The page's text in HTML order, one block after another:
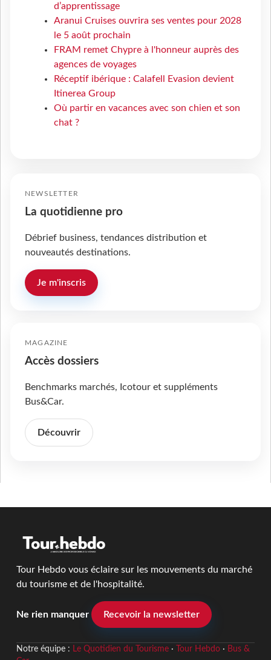
d’apprentissage
Aranui Cruises ouvrira ses ventes pour 2028
le 5 août prochain
FRAM remet Chypre à l'honneur auprès des
agences de voyages
Réceptif ibérique : Calafell Evasion devient
Itinerea Group
Où partir en vacances avec son chien et son
chat ?
NEWSLETTER
La quotidienne pro
Débrief business, tendances distribution et
nouveautés destinations.
Je m'inscris
MAGAZINE
Accès dossiers
Benchmarks marchés, Icotour et suppléments
Bus&Car.
Découvrir
Tour Hebdo vous éclaire sur les mouvements du marché
du tourisme et de l'hospitalité.
Ne rien manquer Recevoir la newsletter
Notre équipe : Le Quotidien du Tourisme· Tour Hebdo· Bus &